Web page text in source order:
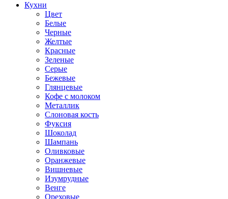
Кухни
Цвет
Белые
Черные
Желтые
Красные
Зеленые
Серые
Бежевые
Глянцевые
Кофе с молоком
Металлик
Слоновая кость
Фуксия
Шоколад
Шампань
Оливковые
Оранжевые
Вишневые
Изумрудные
Венге
Ореховые